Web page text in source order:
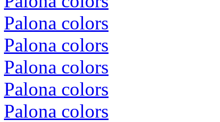
Palona colors
Palona colors
Palona colors
Palona colors
Palona colors